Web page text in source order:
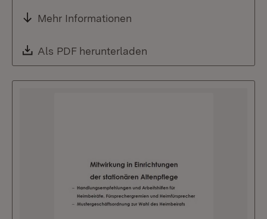
Mehr Informationen
Download:
Als PDF herunterladen